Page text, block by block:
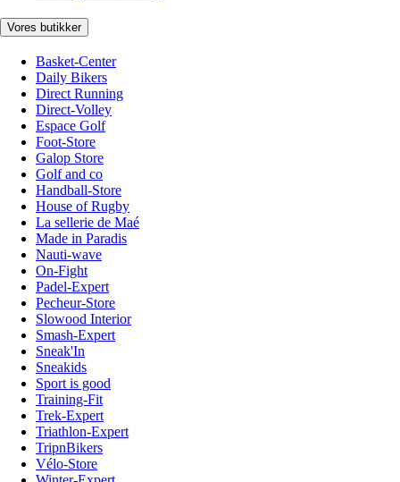
Vores butikker
Basket-Center
Daily Bikers
Direct Running
Direct-Volley
Espace Golf
Foot-Store
Galop Store
Golf and co
Handball-Store
House of Rugby
La sellerie de Maé
Made in Paradis
Nauti-wave
On-Fight
Padel-Expert
Pecheur-Store
Slowood Interior
Smash-Expert
Sneak'In
Sneakids
Sport is good
Training-Fit
Trek-Expert
Triathlon-Expert
TripnBikers
Vélo-Store